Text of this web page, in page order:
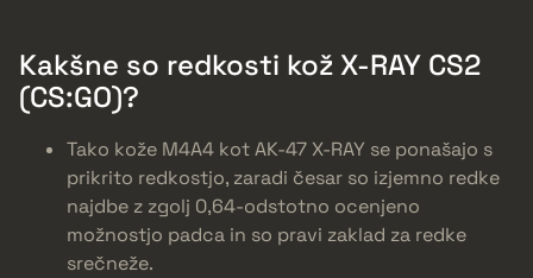
Kakšne so redkosti kož X-RAY CS2
(CS:GO)?
Tako kože M4A4 kot AK-47 X-RAY se ponašajo s
prikrito redkostjo, zaradi česar so izjemno redke
najdbe z zgolj 0,64-odstotno ocenjeno
možnostjo padca in so pravi zaklad za redke
srečneže.